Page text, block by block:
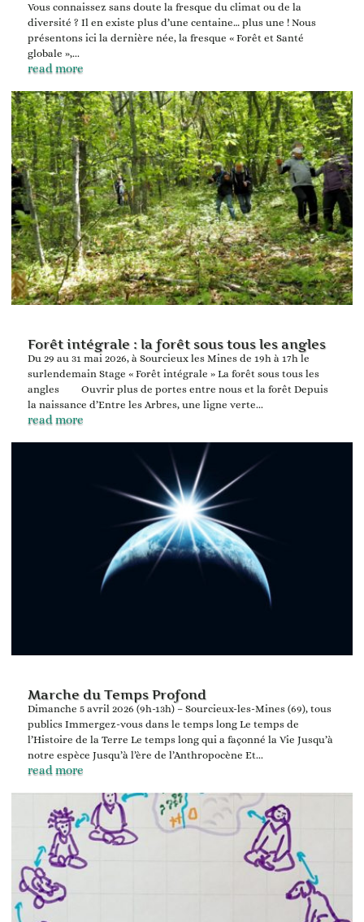
Vous connaissez sans doute la fresque du climat ou de la
diversité ? Il en existe plus d’une centaine… plus une ! Nous
présentons ici la dernière née, la fresque « Forêt et Santé
globale »,...
read more
Forêt intégrale : la forêt sous tous les angles
Du 29 au 31 mai 2026, à Sourcieux les Mines de 19h à 17h le
surlendemain Stage « Forêt intégrale » La forêt sous tous les
angles Ouvrir plus de portes entre nous et la forêt Depuis
la naissance d’Entre les Arbres, une ligne verte...
read more
Marche du Temps Profond
Dimanche 5 avril 2026 (9h-13h) – Sourcieux-les-Mines (69), tous
publics Immergez-vous dans le temps long Le temps de
l’Histoire de la Terre Le temps long qui a façonné la Vie Jusqu’à
notre espèce Jusqu’à l’ère de l’Anthropocène Et...
read more